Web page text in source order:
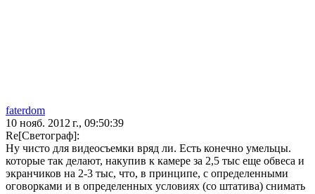
faterdom
10 нояб. 2012 г., 09:50:39
Re[Светограф]:
Ну чисто для видеосъемки вряд ли. Есть конечно умельцы.
которые так делают, накупив к камере за 2,5 тыс еще обвеса и
экранчиков на 2-3 тыс, что, в принципе, с определенными
оговорками и в определенных условиях (со штатива) снимать